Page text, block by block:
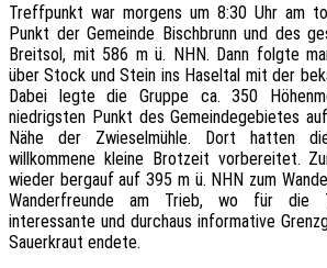
Treffpunkt war morgens um 8:30 Uhr am
Punkt der Gemeinde Bischbrunn und des
Breitsol, mit 586 m ü. NHN. Dann folgte
über Stock und Stein ins Haseltal mit der
Dabei legte die Gruppe ca. 350
niedrigsten Punkt des Gemeindegebietes
Nähe der Zwieselmühle. Dort hatten
willkommene kleine Brotzeit vorbereitet.
wieder bergauf auf 395 m ü. NHN zum
Wanderfreunde am Trieb, wo für die
interessante und durchaus informative
Sauerkraut endete.